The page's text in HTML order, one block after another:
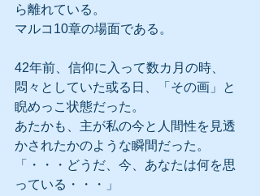
ら離れている。
マルコ10章の場面である。
42年前、信仰に入って数カ月の時、
悶々としていた或る日、「その画」と
睨めっこ状態だった。
あたかも、主が私の今と人間性を見透
かされたかのような瞬間だった。
「・・・どうだ、今、あなたは何を思
っている・・・」